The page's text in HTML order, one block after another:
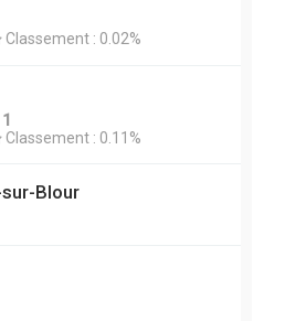
Classement : 0.02%
1
Classement : 0.11%
Blour